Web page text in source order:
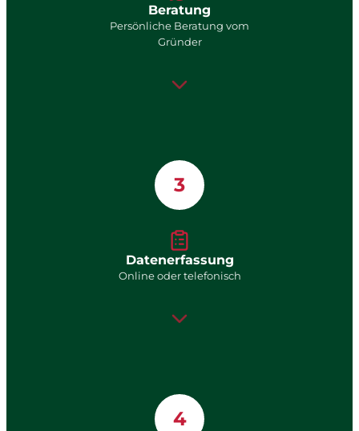
Beratung
Persönliche Beratung vom
Gründer
3
Datenerfassung
Online oder telefonisch
4